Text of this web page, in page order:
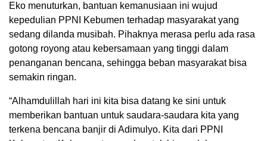
Eko menuturkan, bantuan kemanusiaan ini wujud
kepedulian PPNI Kebumen terhadap masyarakat yang
sedang dilanda musibah. Pihaknya merasa perlu ada rasa
gotong royong atau kebersamaan yang tinggi dalam
penanganan bencana, sehingga beban masyarakat bisa
semakin ringan.
“Alhamdulillah hari ini kita bisa datang ke sini untuk
memberikan bantuan untuk saudara-saudara kita yang
terkena bencana banjir di Adimulyo. Kita dari PPNI